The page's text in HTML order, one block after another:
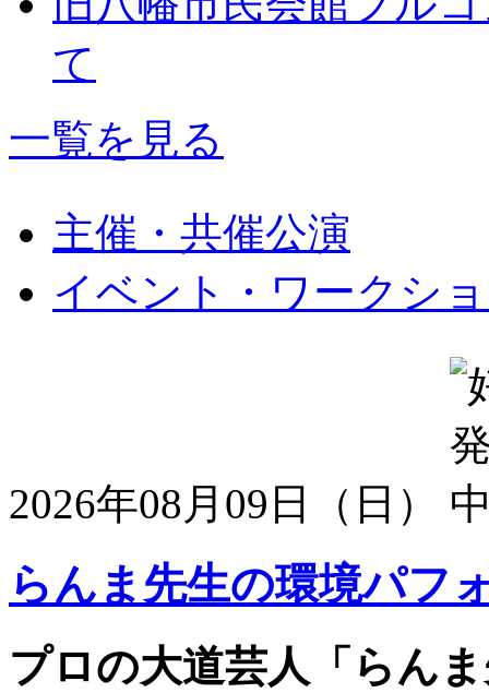
て
一覧を見る
主催・共催公演
イベント・ワークシ
2026年08月09日（日）
らんま先生の環境パフ
プロの大道芸人「らん